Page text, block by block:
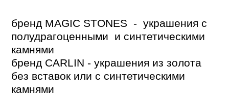
бренд MAGIC STONES  -  украшения с
полудрагоценными  и синтетическими
камнями
бренд CARLIN - украшения из золота
без вставок или с синтетическими
камнями